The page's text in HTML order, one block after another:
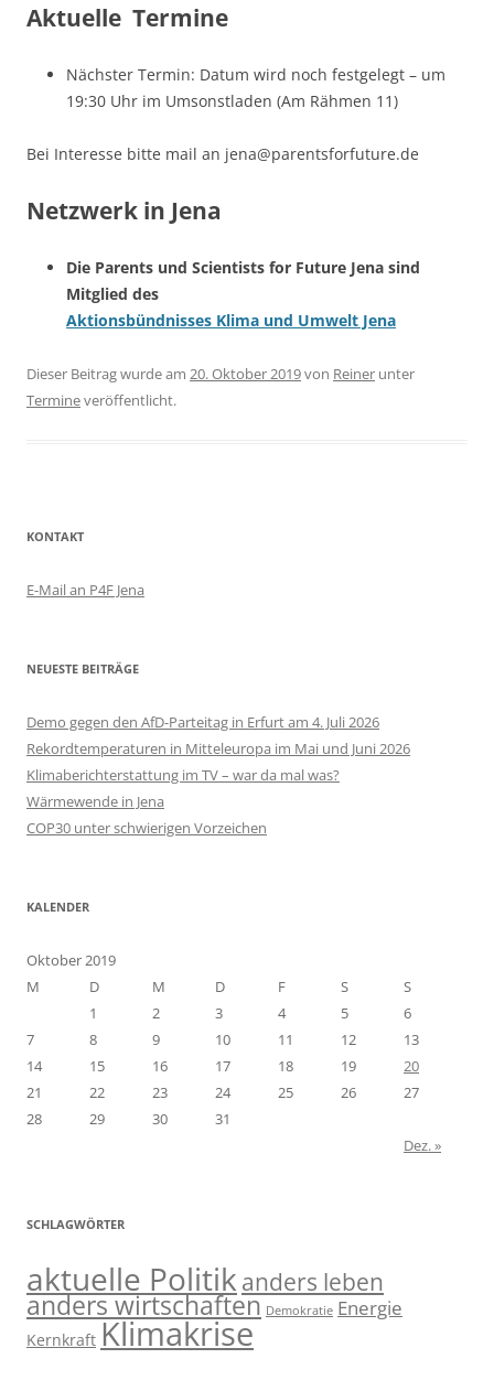
Aktuelle Termine
Nächster Termin: Datum wird noch festgelegt – um
19:30 Uhr im Umsonstladen (Am Rähmen 11)
Bei Interesse bitte mail an jena@parentsforfuture.de
Netzwerk in Jena
Die Parents und Scientists for Future Jena sind
Mitglied des
Aktionsbündnisses Klima und Umwelt Jena
Dieser Beitrag wurde am 20. Oktober 2019von Reiner unter
Termineveröffentlicht.
KONTAKT
E-Mail an P4F Jena
NEUESTE BEITRÄGE
Demo gegen den AfD-Parteitag in Erfurt am 4. Juli 2026
Rekordtemperaturen in Mitteleuropa im Mai und Juni 2026
Klimaberichterstattung im TV – war da mal was?
Wärmewende in Jena
COP30 unter schwierigen Vorzeichen
KALENDER
Oktober 2019
M
D M D F S
S
1
2 3 4 5
6
7
8 9 10 11 12
13
14
15 16 17 18 19
20
21
22 23 24 25 26
27
28
29 30
31
Dez. »
SCHLAGWÖRTER
aktuelle Politik anders leben
anders wirtschaften Demokratie Energie
Kernkraft Klimakrise